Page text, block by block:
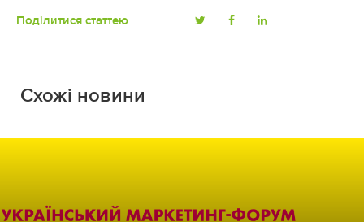
Поділитися статтею
Схожі новини